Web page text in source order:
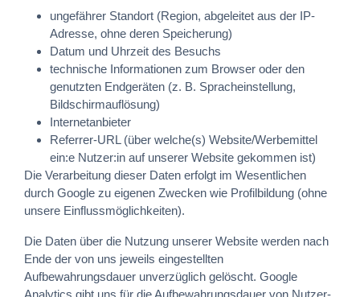
ungefährer Standort (Region, abgeleitet aus der IP-
Adresse, ohne deren Speicherung)
Datum und Uhrzeit des Besuchs
technische Informationen zum Browser oder den
genutzten Endgeräten (z. B. Spracheinstellung,
Bildschirmauflösung)
Internetanbieter
Referrer-URL (über welche(s) Website/Werbemittel
ein:e Nutzer:in auf unserer Website gekommen ist)
Die Verarbeitung dieser Daten erfolgt im Wesentlichen
durch Google zu eigenen Zwecken wie Profilbildung (ohne
unsere Einflussmöglichkeiten).
Die Daten über die Nutzung unserer Website werden nach
Ende der von uns jeweils eingestellten
Aufbewahrungsdauer unverzüglich gelöscht. Google
Analytics gibt uns für die Aufbewahrungsdauer von Nutzer-